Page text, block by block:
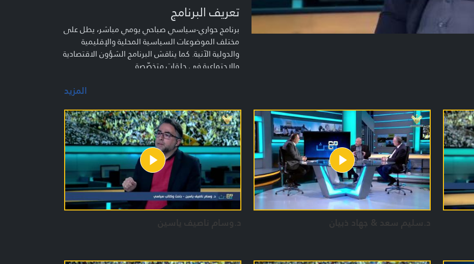
تعريف البرنامج
برنامج حواري-سياسي صباحي يومي مباشر، يطل على
مختلف الموضوعات السياسية المحلية والإقليمية
والدولية الآنية. كما يناقش البرنامج الشؤون الاقتصادية
والاجتماعية في حلقات متخصّصة.
محمّد شري - علي قصير- محمّد قازان - منى طحيني -
سهيل دياب - أحمد ياسين
فريق العمل :
حسين حيدر
زياد جعفر
ذوالفقار شمص
المزيد
د.سليم سعد & جهاد ذبيان د.وسام ناصيف ياسين